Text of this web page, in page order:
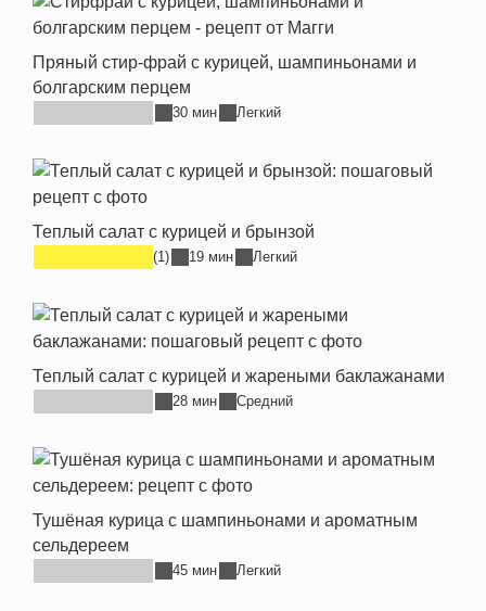
Пряный стир-фрай с курицей, шампиньонами и
болгарским перцем
30 мин Легкий
Теплый салат с курицей и брынзой
(1) 19 мин Легкий
Теплый салат с курицей и жареными баклажанами
28 мин Средний
Тушёная курица с шампиньонами и ароматным
сельдереем
45 мин Легкий